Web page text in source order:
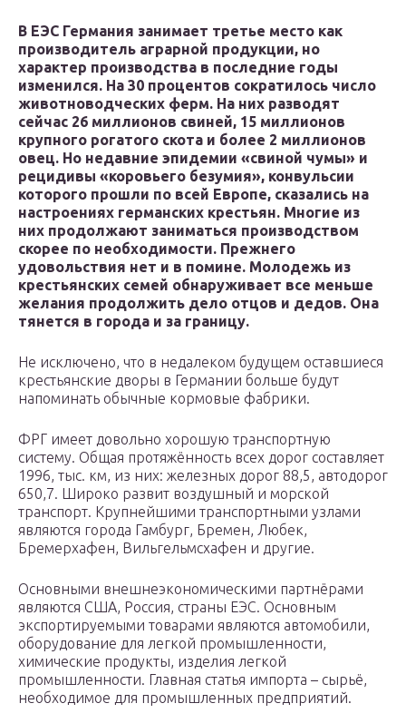
В ЕЭС Германия занимает третье место как
производитель аграрной продукции, но
характер производства в последние годы
изменился. На 30 процентов сократилось число
животноводческих ферм. На них разводят
сейчас 26 миллионов свиней, 15 миллионов
крупного рогатого скота и более 2 миллионов
овец. Но недавние эпидемии «свиной чумы» и
рецидивы «коровьего безумия», конвульсии
которого прошли по всей Европе, сказались на
настроениях германских крестьян. Многие из
них продолжают заниматься производством
скорее по необходимости. Прежнего
удовольствия нет и в помине. Молодежь из
крестьянских семей обнаруживает все меньше
желания продолжить дело отцов и дедов. Она
тянется в города и за границу.
Не исключено, что в недалеком будущем оставшиеся
крестьянские дворы в Германии больше будут
напоминать обычные кормовые фабрики.
ФРГ имеет довольно хорошую транспортную
систему. Общая протяжённость всех дорог составляет
1996, тыс. км, из них: железных дорог 88,5, автодорог
650,7. Широко развит воздушный и морской
транспорт. Крупнейшими транспортными узлами
являются города Гамбург, Бремен, Любек,
Бремерхафен, Вильгельмсхафен и другие.
Основными внешнеэкономическими партнёрами
являются США, Россия, страны ЕЭС. Основным
экспортируемыми товарами являются автомобили,
оборудование для легкой промышленности,
химические продукты, изделия легкой
промышленности. Главная статья импорта – сырьё,
необходимое для промышленных предприятий.